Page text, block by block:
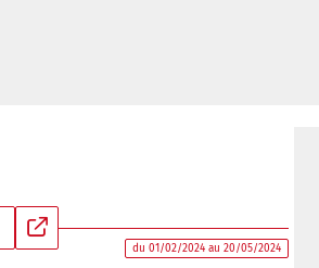
du 01/02/2024 au 20/05/2024